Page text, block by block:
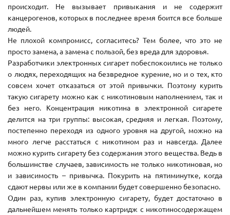
происходит. Не вызывает привыкания и не содержит
канцерогенов, которых в последнее время боится все больше
людей.
Не плохой компромисс, согласитесь? Тем более, что это не
просто замена, а замена с пользой, без вреда для здоровья.
Разработчики электронных сигарет побеспокоились не только
о людях, переходящих на безвредное курение, но и о тех, кто
совсем хочет отказаться от этой привычки. Поэтому курить
такую сигарету можно как с никотиновым наполнением, так и
без него. Концентрация никотина в электронной сигарете
делится на три группы: высокая, средняя и легкая. Поэтому,
постепенно переходя из одного уровня на другой, можно на
много легче расстаться с никотином раз и навсегда. Далее
можно курить сигарету без содержания этого вещества. Ведь в
большинстве случаев, зависимость не только никотиновая, но
и зависимость – привычка. Покурить на пятиминутке, когда
сдают нервы или же в компании будет совершенно безопасно.
Один раз, купив электронную сигарету, будет достаточно в
дальнейшем менять только картридж с никотиносодержащем